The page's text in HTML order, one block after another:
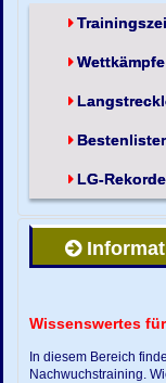
LG-Rekorde
Wissenswertes
In diesem Bereich
Nachwuchstraining.